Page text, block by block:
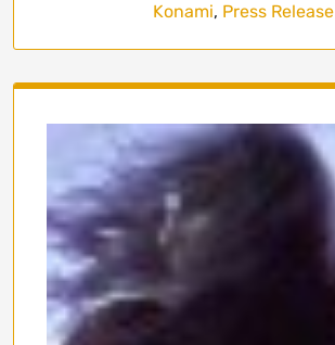
Konami, Press Release